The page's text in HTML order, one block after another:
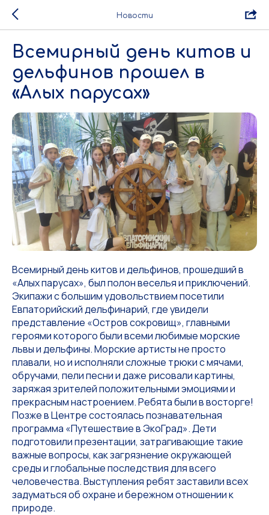
Новости
Всемирный день китов и
дельфинов прошел в
«Алых парусах»
Всемирный день китов и дельфинов, прошедший в
«Алых парусах», был полон веселья и приключений.
Экипажи с большим удовольствием посетили
Евпаторийский дельфинарий, где увидели
представление «Остров сокровищ», главными
героями которого были всеми любимые морские
львы и дельфины. Морские артисты не просто
плавали, но и исполняли сложные трюки с мячами,
обручами, пели песни и даже рисовали картины,
заряжая зрителей положительными эмоциями и
прекрасным настроением. Ребята были в восторге!
Позже в Центре состоялась познавательная
программа «Путешествие в ЭкоГрад». Дети
подготовили презентации, затрагивающие такие
важные вопросы, как загрязнение окружающей
среды и глобальные последствия для всего
человечества. Выступления ребят заставили всех
задуматься об охране и бережном отношении к
природе.